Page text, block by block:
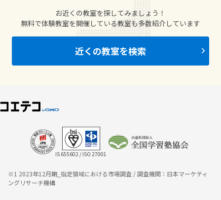
お近くの教室を探してみましょう！
無料で体験教室を開催している教室も多数紹介しています
近くの教室を検索
IS 655602 / ISO 27001
※1 2023年12月期_指定領域における市場調査 / 調査機関：日本マーケティ
ングリサーチ機構